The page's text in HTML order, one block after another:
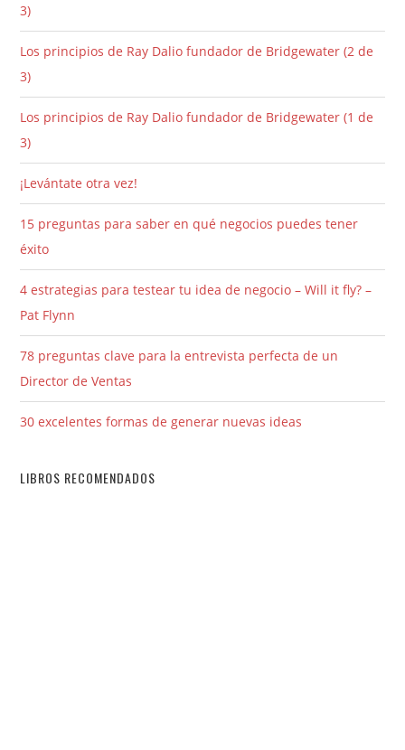
3)
Los principios de Ray Dalio fundador de Bridgewater (2 de
3)
Los principios de Ray Dalio fundador de Bridgewater (1 de
3)
¡Levántate otra vez!
15 preguntas para saber en qué negocios puedes tener
éxito
4 estrategias para testear tu idea de negocio – Will it fly? –
Pat Flynn
78 preguntas clave para la entrevista perfecta de un
Director de Ventas
30 excelentes formas de generar nuevas ideas
LIBROS RECOMENDADOS